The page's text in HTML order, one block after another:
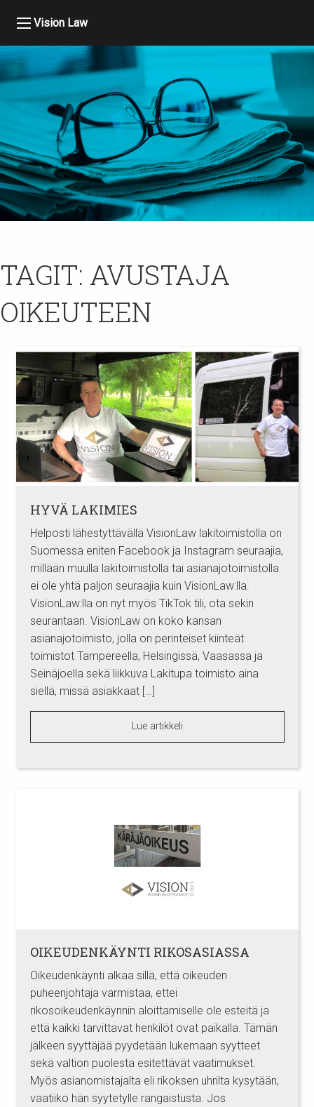
Vision Law
TAGIT: AVUSTAJA
OIKEUTEEN
HYVÄ LAKIMIES
Helposti lähestyttävällä VisionLaw lakitoimistolla on
Suomessa eniten Facebook ja Instagram seuraajia,
millään muulla lakitoimistolla tai asianajotoimistolla
ei ole yhtä paljon seuraajia kuin VisionLaw:lla.
VisionLaw:lla on nyt myös TikTok tili, ota sekin
seurantaan. VisionLaw on koko kansan
asianajotoimisto, jolla on perinteiset kiinteät
toimistot Tampereella, Helsingissä, Vaasassa ja
Seinäjoella sekä liikkuva Lakitupa toimisto aina
siellä, missä asiakkaat […]
Lue artikkeli
OIKEUDENKÄYNTI RIKOSASIASSA
Oikeudenkäynti alkaa sillä, että oikeuden
puheenjohtaja varmistaa, ettei
rikosoikeudenkäynnin aloittamiselle ole esteitä ja
että kaikki tarvittavat henkilöt ovat paikalla. Tämän
jälkeen syyttäjää pyydetään lukemaan syytteet
sekä valtion puolesta esitettävät vaatimukset.
Myös asianomistajalta eli rikoksen uhrilta kysytään,
vaatiiko hän syytetylle rangaistusta. Jos